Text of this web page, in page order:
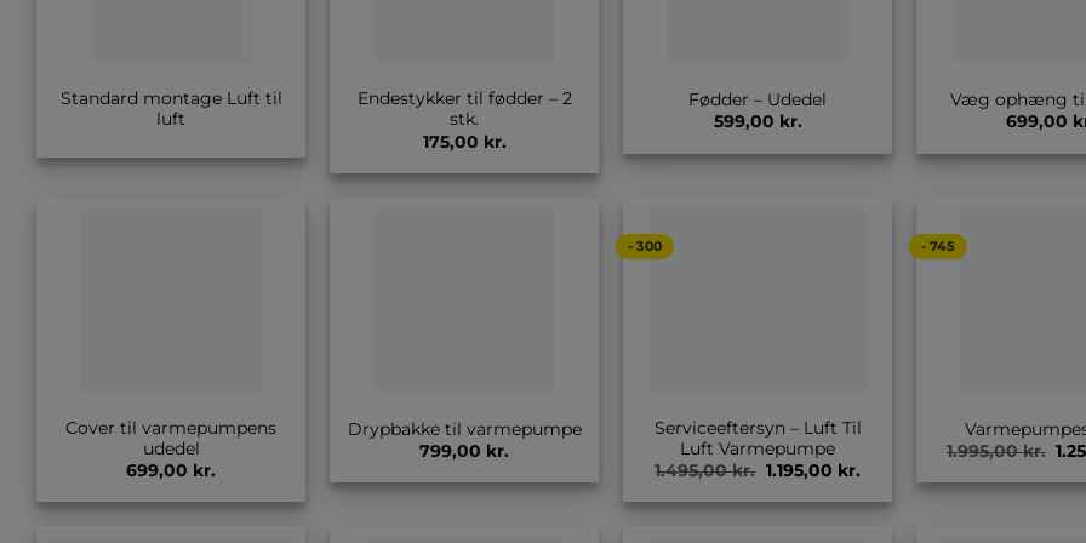
Standard montage Luft til
luft
Endestykker til fødder – 2
stk.
175,00 kr.
Fødder – Udedel
599,00 kr.
Væg ophæng
699,00
Cover til varmepumpens
udedel
699,00 kr.
Drypbakke til varmepumpe
799,00 kr.
- 300
Serviceeftersyn – Luft Til
Luft Varmepumpe
1.495,00kr. Original
price
was:
1.195,00 kr.Current
is:
- 745
1.995,00kr.